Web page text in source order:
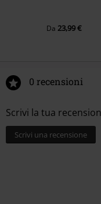
Da 23,99 €
0 recensioni
Scrivi la tua
Scrivi una recensione